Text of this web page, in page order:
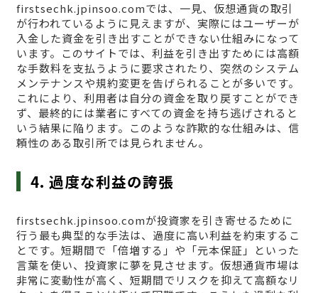
firstsechk.jpinsoo.comでは、一見、仮想通貨の取引
が行われているように見えますが、実際にはユーザーが
入金した資金を引き出すことができない仕組みになって
います。このサイトでは、利益を引き出すためには高額
な手数料を支払うように要求されたり、突然のシステム
メンテナンスや規約変更を告げられることが多いです。
これにより、利用者は自分の資金を取り戻すことができ
ず、最終的には業者にすべての資金を持ち逃げされると
いう結果に陥ります。このような詐欺的な仕組みは、信
頼性のある取引所では見られません。
4. 過度な利益の誇張
firstsechk.jpinsoo.comが投資家を引き寄せるために
行う最も典型的な手法は、過度に高い利益を約束するこ
とです。短期間で「倍増する」や「元本保証」といった
言葉を使い、投資家に夢を見させます。仮想通貨市場は
非常に変動性が高く、短期間でリスクを抑えて高額なリ